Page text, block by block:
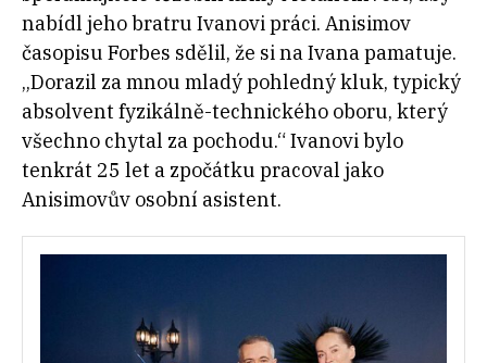
nabídl jeho bratru Ivanovi práci. Anisimov
časopisu Forbes sdělil, že si na Ivana pamatuje.
„Dorazil za mnou mladý pohledný kluk, typický
absolvent fyzikálně-technického oboru, který
všechno chytal za pochodu.“ Ivanovi bylo
tenkrát 25 let a zpočátku pracoval jako
Anisimovův osobní asistent.